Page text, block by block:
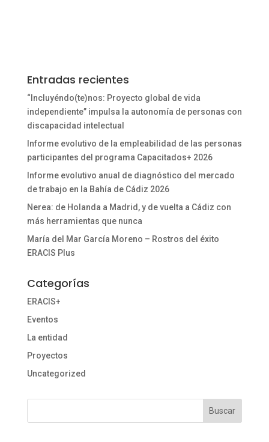
Entradas recientes
“Incluyéndo(te)nos: Proyecto global de vida
independiente” impulsa la autonomía de personas con
discapacidad intelectual
Informe evolutivo de la empleabilidad de las personas
participantes del programa Capacitados+ 2026
Informe evolutivo anual de diagnóstico del mercado
de trabajo en la Bahía de Cádiz 2026
Nerea: de Holanda a Madrid, y de vuelta a Cádiz con
más herramientas que nunca
María del Mar García Moreno – Rostros del éxito
ERACIS Plus
Categorías
ERACIS+
Eventos
La entidad
Proyectos
Uncategorized